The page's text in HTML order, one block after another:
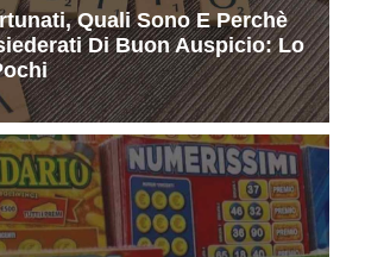
Quali Sono E Perchè
Di Buon Auspicio: Lo